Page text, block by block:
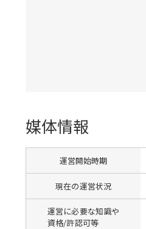
媒体情報
運営開始時期
現在の運営状況
運営に必要な知識や
資格/許認可等